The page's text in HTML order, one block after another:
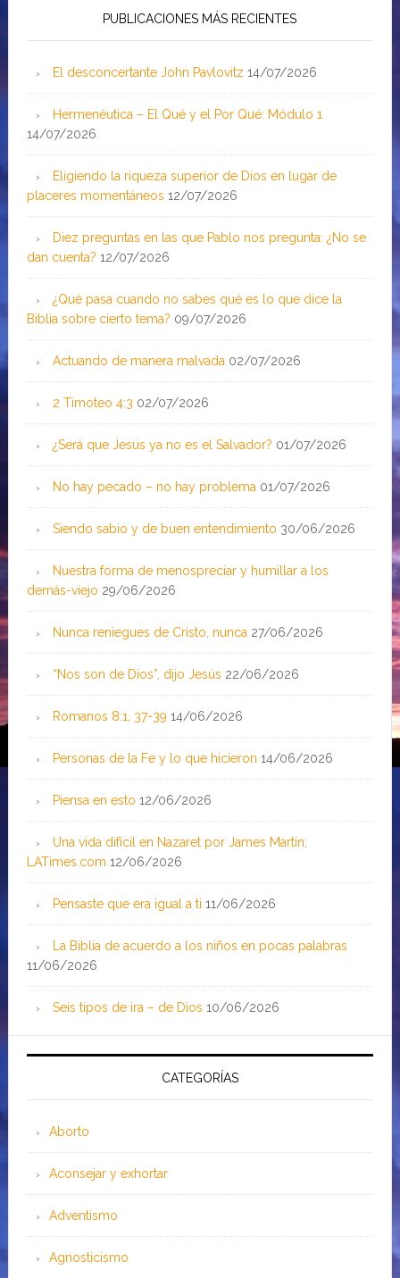
PUBLICACIONES MÁS RECIENTES
El desconcertante John Pavlovitz 14/07/2026
Hermenéutica – El Qué y el Por Qué: Módulo 1
14/07/2026
Eligiendo la riqueza superior de Dios en lugar de
placeres momentáneos 12/07/2026
Diez preguntas en las que Pablo nos pregunta: ¿No se
dan cuenta? 12/07/2026
¿Qué pasa cuando no sabes qué es lo que dice la
Biblia sobre cierto tema? 09/07/2026
Actuando de manera malvada 02/07/2026
2 Timoteo 4:3 02/07/2026
¿Será que Jesús ya no es el Salvador? 01/07/2026
No hay pecado – no hay problema 01/07/2026
Siendo sabio y de buen entendimiento 30/06/2026
Nuestra forma de menospreciar y humillar a los
demás-viejo 29/06/2026
Nunca reniegues de Cristo, nunca 27/06/2026
“Nos son de Dios”, dijo Jesús 22/06/2026
Romanos 8:1, 37-39 14/06/2026
Personas de la Fe y lo que hicieron 14/06/2026
Piensa en esto 12/06/2026
Una vida difícil en Nazaret por James Martin;
LATimes.com 12/06/2026
Pensaste que era igual a ti 11/06/2026
La Biblia de acuerdo a los niños en pocas palabras
11/06/2026
Seis tipos de ira – de Dios 10/06/2026
CATEGORÍAS
Aborto
Aconsejar y exhortar
Adventismo
Agnosticismo